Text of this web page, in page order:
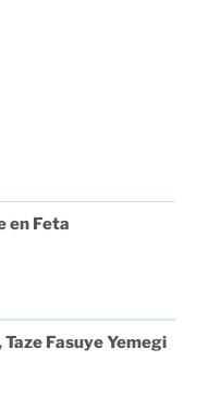
en Feta
Fasuye Yemegi